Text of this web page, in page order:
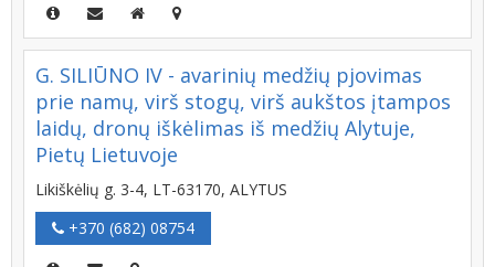
G. SILIŪNO IV - avarinių medžių pjovimas
prie namų, virš stogų, virš aukštos įtampos
laidų, dronų iškėlimas iš medžių Alytuje,
Pietų Lietuvoje
Likiškėlių g. 3-4, LT-63170, ALYTUS
+370 (682) 08754